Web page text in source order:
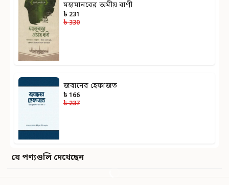
মহামানবের অমীয় বাণী
৳ 231
৳ 330
জবানের হেফাজত
৳ 166
৳ 237
যে পণ্যগুলি দেখেছেন